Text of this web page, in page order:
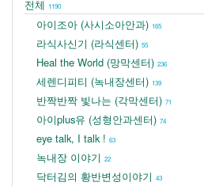
전체 1190
아이조아 (사시소아안과) 165
라식사신기 (라식센터) 55
Heal the World (망막센터) 236
세렌디피티 (녹내장센터) 139
반짝반짝 빛나는 (각막센터) 71
아이plus유 (성형안과센터) 74
eye talk, I talk ! 63
녹내장 이야기 22
닥터김의 황반변성이야기 43